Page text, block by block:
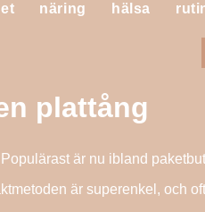
näring hälsa
plattång
är nu ibland
är superenkel, och